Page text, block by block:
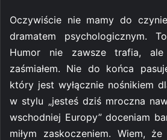
Oczywiście nie mamy do
dramatem psychologicznym.
Humor nie zawsze trafia,
zaśmiałem. Nie do końca
który jest wyłącznie nośnikiem
w stylu „jesteś dziś mroczna
wschodniej Europy” doceniam
miłym zaskoczeniem. Wiem,